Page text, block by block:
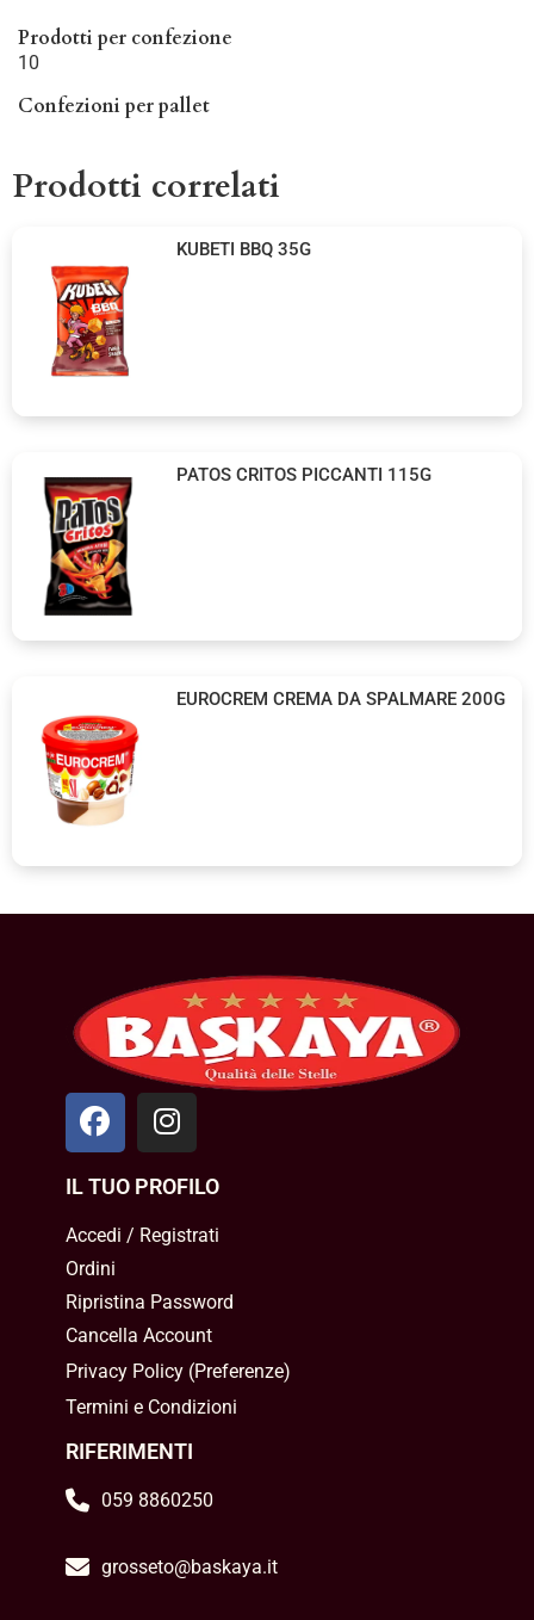
Prodotti per confezione
10
Confezioni per pallet
Prodotti correlati
KUBETI BBQ 35G
PATOS CRITOS PICCANTI 115G
EUROCREM CREMA DA SPALMARE 200G
IL TUO PROFILO
Accedi / Registrati
Ordini
Ripristina Password
Cancella Account
Privacy Policy(Preferenze)
Termini e Condizioni
RIFERIMENTI
059 8860250
grosseto@baskaya.it